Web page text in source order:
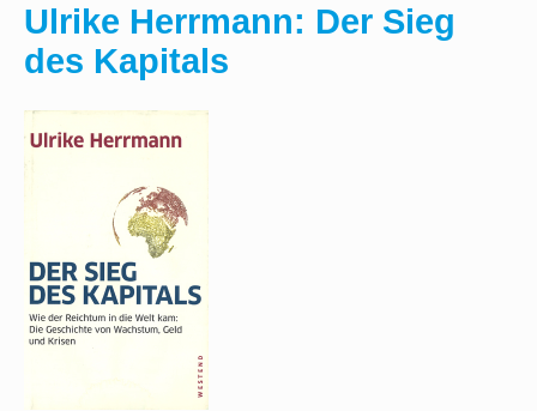
Ulrike Herrmann: Der Sieg
des Kapitals